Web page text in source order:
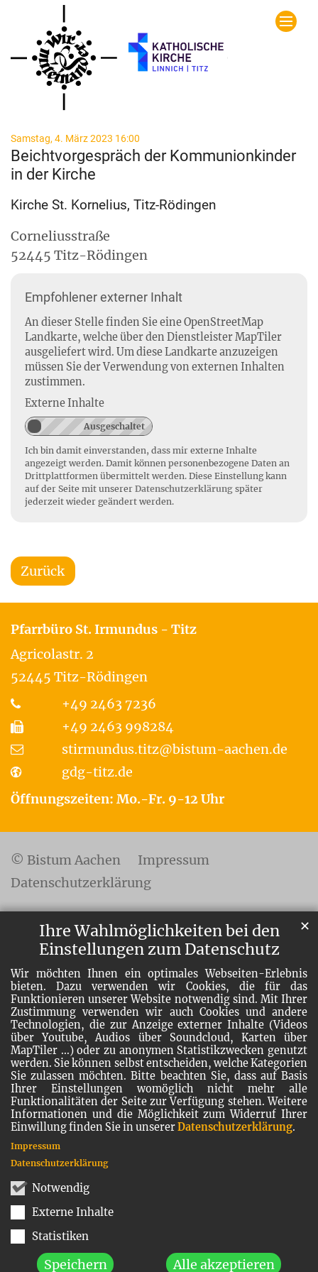
Ihre Wahlmöglichkeiten bei den
Einstellungen zum Datenschutz
Wir möchten Ihnen ein optimales Webseiten-Erlebnis
bieten. Dazu verwenden wir Cookies, die für das
Funktionieren unserer Website notwendig sind. Mit Ihrer
Zustimmung verwenden wir auch Cookies und andere
Technologien, die zur Anzeige externer Inhalte (Videos
über Youtube, Audios über Soundcloud, Karten über
MapTiler ...) oder zu anonymen Statistikzwecken genutzt
werden. Sie können selbst entscheiden, welche Kategorien
Sie zulassen möchten. Bitte beachten Sie, dass auf Basis
Ihrer Einstellungen womöglich nicht mehr alle
Funktionalitäten der Seite zur Verfügung stehen. Weitere
Informationen und die Möglichkeit zum Widerruf Ihrer
Einwillung finden Sie in unsererDatenschutzerklärung.
Notwendig
Externe Inhalte
Statistiken
Speichern Alle akzeptieren
✕
Impressum
Datenschutzerklärung
Zum Inhalt springen
Samstag, 4. März 2023 16:00
Beichtvorgespräch der Kommunionkinder
in der Kirche
Kirche St. Kornelius, Titz-Rödingen
Corneliusstraße
52445 Titz-Rödingen
Empfohlener externer Inhalt
An dieser Stelle finden Sie eine OpenStreetMap
Landkarte, welche über den Dienstleister MapTiler
ausgeliefert wird. Um diese Landkarte anzuzeigen
müssen Sie der Verwendung von externen Inhalten
zustimmen.
Externe Inhalte
Ich bin damit einverstanden, dass mir externe Inhalte
angezeigt werden. Damit können personenbezogene Daten an
Drittplattformen übermittelt werden. Diese Einstellung kann
auf der Seite mit unserer Datenschutzerklärung später
jederzeit wieder geändert werden.
Zurück
Pfarrbüro St. Irmundus - Titz
Agricolastr. 2
52445 Titz-Rödingen
+49 2463 7236
+49 2463 998284
stirmundus.titz@bistum-aachen.de
gdg-titz.de
Öffnungszeiten: Mo.-Fr. 9-12 Uhr
© Bistum Aachen
Impressum
Datenschutzerklärung